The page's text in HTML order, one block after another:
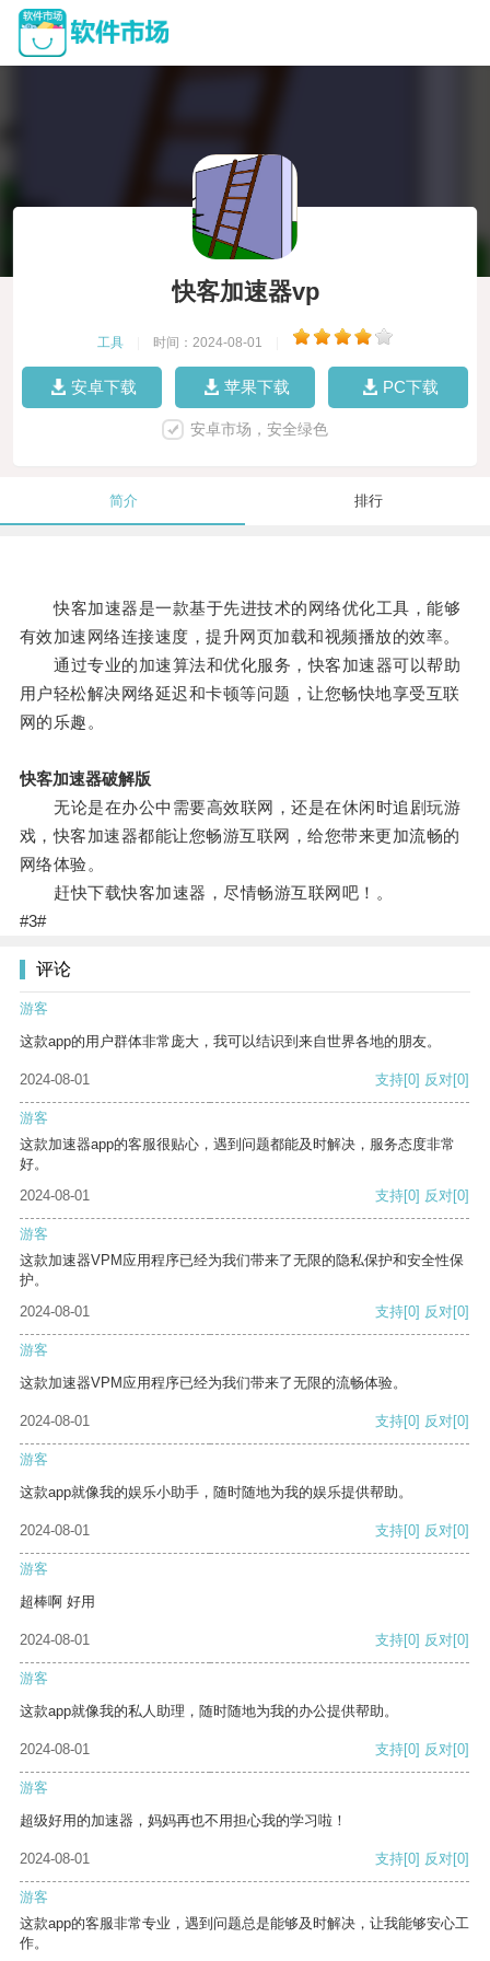
快客加速器vp
工具 时间：2024-08-01
安卓下载 苹果下载 PC下载
安卓市场，安全绿色
简介 排行
快客加速器是一款基于先进技术的网络优化工具，能够
有效加速网络连接速度，提升网页加载和视频播放的效率。
通过专业的加速算法和优化服务，快客加速器可以帮助
用户轻松解决网络延迟和卡顿等问题，让您畅快地享受互联
网的乐趣。
快客加速器破解版
无论是在办公中需要高效联网，还是在休闲时追剧玩游
戏，快客加速器都能让您畅游互联网，给您带来更加流畅的
网络体验。
赶快下载快客加速器，尽情畅游互联网吧！。
#3#
评论
游客
这款app的用户群体非常庞大，我可以结识到来自世界各地的朋友。
2024-08-01 支持[0] 反对[0]
游客
这款加速器app的客服很贴心，遇到问题都能及时解决，服务态度非常
好。
2024-08-01
支持[0] 反对[0]
游客
这款加速器VPM应用程序已经为我们带来了无限的隐私保护和安全性保
护。
2024-08-01
支持[0] 反对[0]
游客
这款加速器VPM应用程序已经为我们带来了无限的流畅体验。
2024-08-01 支持[0] 反对[0]
游客
这款app就像我的娱乐小助手，随时随地为我的娱乐提供帮助。
2024-08-01 支持[0] 反对[0]
游客
超棒啊 好用
2024-08-01 支持[0] 反对[0]
游客
这款app就像我的私人助理，随时随地为我的办公提供帮助。
2024-08-01 支持[0] 反对[0]
游客
超级好用的加速器，妈妈再也不用担心我的学习啦！
2024-08-01 支持[0] 反对[0]
游客
这款app的客服非常专业，遇到问题总是能够及时解决，让我能够安心工
作。